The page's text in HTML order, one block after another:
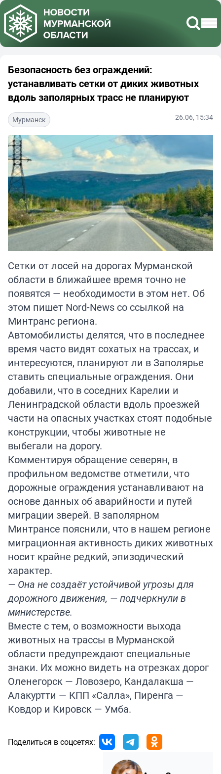
Безопасность без ограждений:
устанавливать сетки от диких животных
вдоль заполярных трасс не планируют
Мурманск 26.06, 15:34
Сетки от лосей на дорогах Мурманской
области в ближайшее время точно не
появятся — необходимости в этом нет. Об
этом пишет Nord-News со ссылкой на
Минтранс региона.
Автомобилисты делятся, что в последнее
время часто видят сохатых на трассах, и
интересуются, планируют ли в Заполярье
ставить специальные ограждения. Они
добавили, что в соседних Карелии и
Ленинградской области вдоль проезжей
части на опасных участках стоят подобные
конструкции, чтобы животные не
выбегали на дорогу.
Комментируя обращение северян, в
профильном ведомстве отметили, что
дорожные ограждения устанавливают на
основе данных об аварийности и путей
миграции зверей. В заполярном
Минтрансе пояснили, что в нашем регионе
миграционная активность диких животных
носит крайне редкий, эпизодический
характер.
— Она не создаёт устойчивой угрозы для
дорожного движения, — подчеркнули в
министерстве.
Вместе с тем, о возможности выхода
животных на трассы в Мурманской
области предупреждают специальные
знаки. Их можно видеть на отрезках дорог
Оленегорск — Ловозеро, Кандалакша —
Алакуртти — КПП «Салла», Пиренга —
Ковдор и Кировск — Умба.
Поделиться в соцсетях: